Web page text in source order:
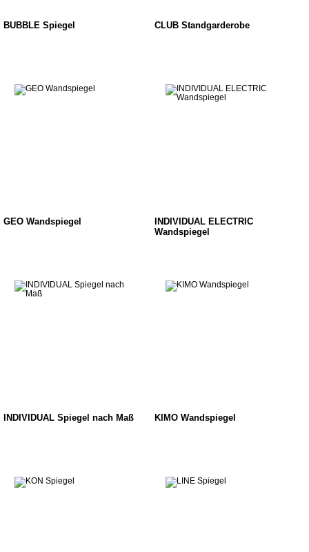
BUBBLE Spiegel CLUB Standgarderobe
GEO Wandspiegel
INDIVIDUAL ELECTRIC
Wandspiegel
INDIVIDUAL Spiegel nach Maß KIMO Wandspiegel